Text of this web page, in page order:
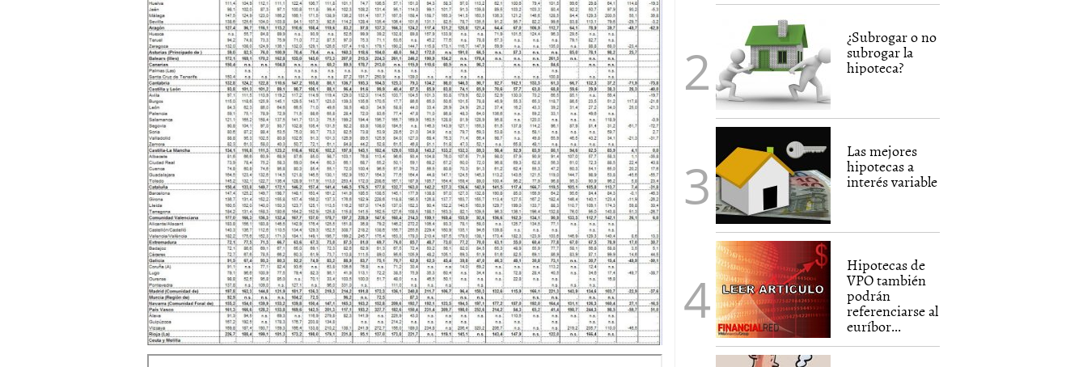
¿Subrogar o no
subrogar la
hipoteca?
Las mejores
hipotecas a
interés variable
Hipotecas de
VPO también
podrán
referenciarse al
euríbor...